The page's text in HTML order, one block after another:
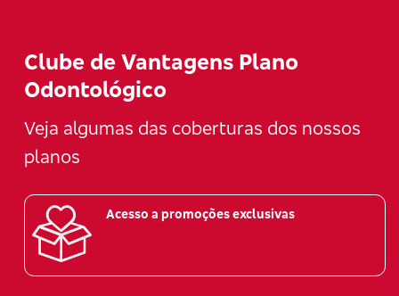
Clube de Vantagens Plano
Odontológico
Veja algumas das coberturas dos nossos
planos
Acesso a promoções exclusivas